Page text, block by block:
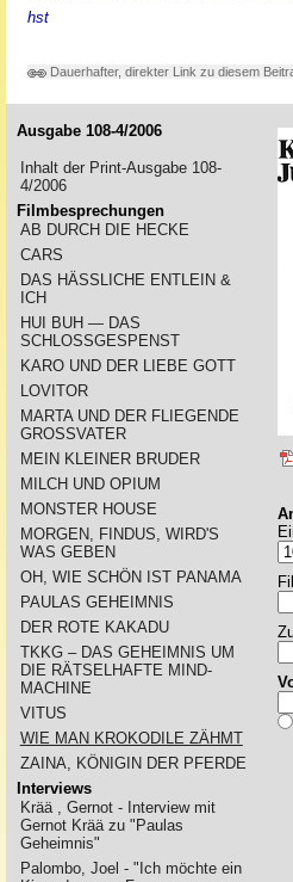
hst
Dauerhafter, direkter Link zu diesem
Ausgabe 108-4/2006
Inhalt der Print-Ausgabe 108-
4/2006
Filmbesprechungen
AB DURCH DIE HECKE
CARS
DAS HÄSSLICHE ENTLEIN &
ICH
HUI BUH — DAS
SCHLOSSGESPENST
KARO UND DER LIEBE GOTT
LOVITOR
MARTA UND DER FLIEGENDE
GROSSVATER
MEIN KLEINER BRUDER
MILCH UND OPIUM
MONSTER HOUSE
MORGEN, FINDUS, WIRD'S
WAS GEBEN
OH, WIE SCHÖN IST PANAMA
PAULAS GEHEIMNIS
DER ROTE KAKADU
TKKG – DAS GEHEIMNIS UM
DIE RÄTSELHAFTE MIND-
MACHINE
VITUS
WIE MAN KROKODILE ZÄHMT
ZAINA, KÖNIGIN DER PFERDE
Interviews
Krää , Gernot - Interview mit
Gernot Krää zu "Paulas
Geheimnis"
Palombo, Joel - "Ich möchte ein